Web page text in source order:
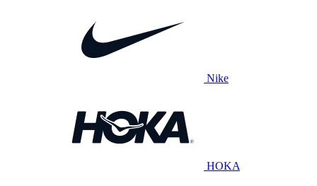
Nike
HOKA